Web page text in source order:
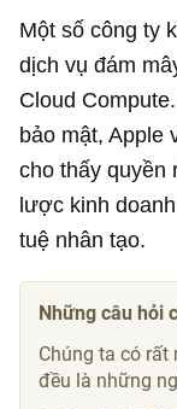
Một số công ty
dịch vụ đám
Cloud
bảo mật, Apple
cho thấy quyền
lược kinh
tuệ nhân tạo.
Những câu hỏi
Chúng ta có rất
đều là những